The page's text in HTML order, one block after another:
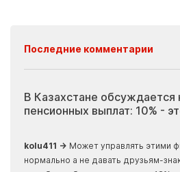
Последние комментарии
В Казахстане обсуждается
пенсионных выплат: 10% -
kolu411 → Может управлять этими
нормально а не давать друзьям-